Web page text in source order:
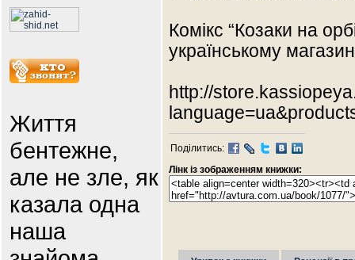
Життя
бентежне,
але не зле, як
казала одна
наша
Комікс “Козаки на
українському
http://
Поділитись:
Лінк із зображенням книжки: